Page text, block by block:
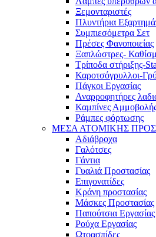
Ξεμονταριστές
Πλυντήρια
Συμπιεσόμετρα Σετ
Πρέσες Φανοποιείας
Ξαπλώστρες-
Τρίποδα στήριξης-
Καροτσόγρυλλοι-
Πάγκοι Εργασίας
Αναρροφητήρες
Καμπίνες
Ράμπες φόρτωσης
ΜΕΣΑ ΑΤΟΜΙΚΗΣ
Αδιάβροχα
Γαλότσες
Γάντια
Γυαλιά Προστασίας
Επιγονατίδες
Κράνη προστασίας
Μάσκες Προστασίας
Παπούτσια Εργασίας
Ρούχα Εργασίας
Ωτοασπίδες